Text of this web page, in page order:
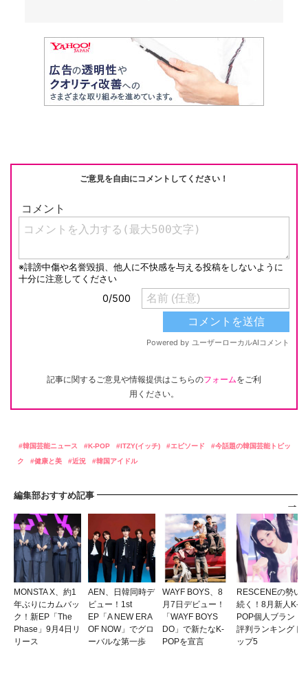
ご意見を自由にコメントしてください！
記事に関するご意見や情報提供はこちらのフォームをご利
用ください。
韓国芸能ニュース K-POP ITZY(イッチ) エピソード
今話題の韓国芸能トピッ
ク
健康と美 近況 韓国アイドル
編集部おすすめ記事
MONSTA X、約1
年ぶりにカムバッ
ク！新EP「The
Phase」9月4日リ
リース
AEN、日韓同時デ
ビュー！1st
EP「A NEW ERA
OF NOW」でグロ
ーバルな第一歩
WAYF BOYS、8
月7日デビュー！
「WAYF BOYS
DO」で新たなK-
POPを宣言
RESCENEの勢い
続く！8月新人K-
POP個人ブランド
評判ランキングト
ップ5